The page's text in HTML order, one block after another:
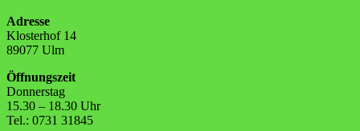
Adresse
Klosterhof 14
89077 Ulm
Öffnungszeit
Donnerstag
15.30 – 18.30 Uhr
Tel.: 0731 31845